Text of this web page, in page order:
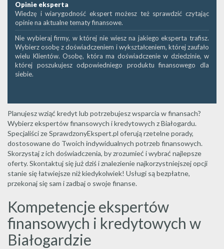
Opinie eksperta
Wiedzę i wiarygodność ekspert możesz też sprawdzić czytając
opinie na aktualne tematy finansowe.
Nie wybieraj firmy, w której nie wiesz na jakiego eksperta trafisz.
Wybierz osobę z doświadczeniem i wykształceniem, której zaufało
wielu Klientów. Osobę, która ma doświadczenie w dziedzinie, w
której poszukujesz odpowiedniego produktu finansowego dla
siebie.
Planujesz wziąć kredyt lub potrzebujesz wsparcia w finansach?
Wybierz ekspertów finansowych i kredytowych z Białogardu.
Specjaliści ze SprawdzonyEkspert.pl oferują rzetelne porady,
dostosowane do Twoich indywidualnych potrzeb finansowych.
Skorzystaj z ich doświadczenia, by zrozumieć i wybrać najlepsze
oferty. Skontaktuj się już dziś i znalezienie najkorzystniejszej opcji
stanie się łatwiejsze niż kiedykolwiek! Usługi są bezpłatne,
przekonaj się sam i zadbaj o swoje finanse.
Kompetencje ekspertów
finansowych i kredytowych w
Białogardzie